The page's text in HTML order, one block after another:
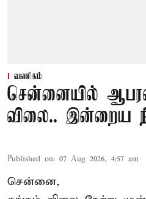
வணிகம்
சென்னையில்
விலை.. இன்றைய
Published on: 07 Aug 2026, 4:57 am
சென்னை,